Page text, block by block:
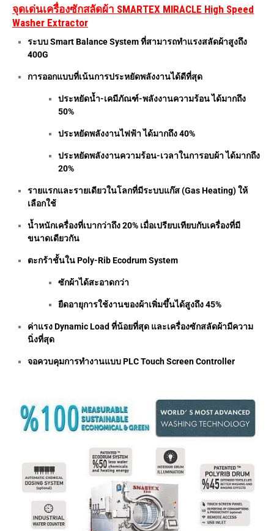
จุดเด่นเครื่องซักสลัดผ้า SMARTEX MIRACLE High Speed
Washer Extractor
ระบบ Smart Balance System ที่สามารถทำแรงสลัดผ้าสูงถึง
400G
การออกแบบที่เน้นการประหยัดพลังงานได้ดีที่สุด
ประหยัดน้ำ-เคมีภัณฑ์-พลังงานความร้อน ได้มากถึง
50%
ประหยัดพลังงานไฟฟ้า ได้มากถึง 40%
ประหยัดพลังงานความร้อน-เวลาในการอบผ้า ได้มากถึง
20%
รายแรกและรายเดียวในโลกที่มีระบบแก๊ส (Gas Heating) ให้
เลือกใช้
น้ำหนักเครื่องที่เบากว่าถึง 20% เมื่อเปรียบเทียบกับเครื่องที่มี
ขนาดเดียวกัน
ตะกร้าชั้นใน Poly-Rib Ecodrum System
ซักผ้าได้สะอาดกว่า
ยืดอายุการใช้งานของผ้าเพิ่มขึ้นได้สูงถึง 45%
ค่าแรง Dynamic Load ที่น้อยที่สุด และเครื่องซักสลัดผ้ามีความ
นิ่งที่สุด
จอควบคุมการทำงานแบบ PLC Touch Screen Controller